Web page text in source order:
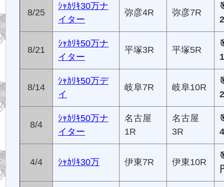
8/25
ｼｬｶﾘｷ30万ナ
イター
弥彦4R 弥彦7R
8/21
ｼｬｶﾘｷ50万ナ
イター
平塚3R 平塚5R
8/14
ｼｬｶﾘｷ50万デ
イ
岐阜7R 岐阜10R
8/4
ｼｬｶﾘｷ50万ナ
イター
名古屋
1R
名古屋
3R
4/4 ｼｬｶﾘｷ30万 伊東7R 伊東10R